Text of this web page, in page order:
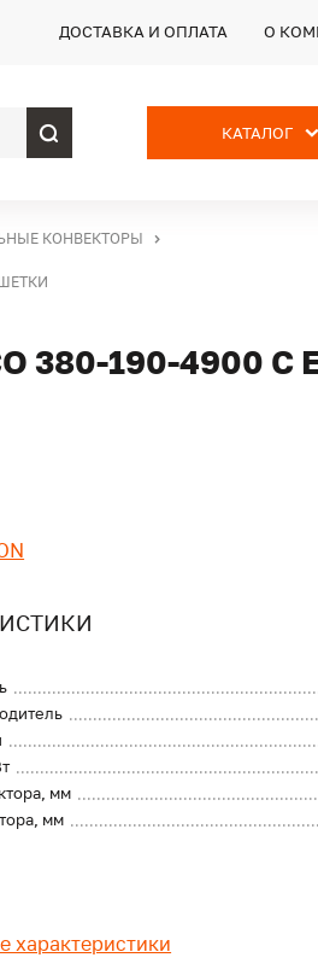
ДОСТАВКА И ОПЛАТА О
КАТАЛОГ
КОНВЕКТОРЫ
380-190-4900
мм
мм
характеристики